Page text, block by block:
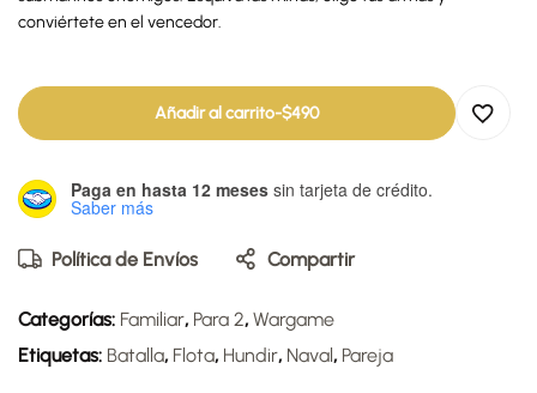
conviértete en el vencedor.
Añadir al carrito-$490
Paga en hasta 12 meses sin tarjeta de crédito.
Saber más
Política de Envíos Compartir
Categorías: Familiar, Para 2, Wargame
Etiquetas: Batalla, Flota, Hundir, Naval, Pareja